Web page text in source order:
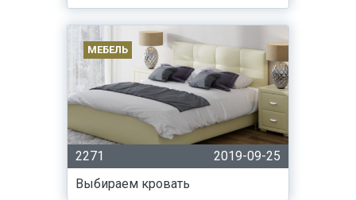
МЕБЕЛЬ
2271
2019-09-25
Выбираем кровать